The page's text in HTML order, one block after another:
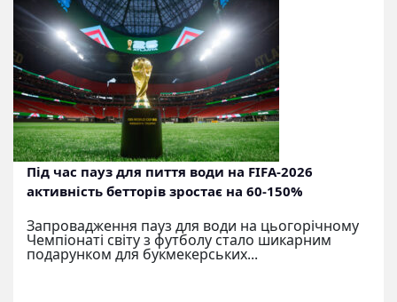
Під час пауз для пиття води на FIFA-2026
активність бетторів зростає на 60-150%
Запровадження пауз для води на цьогорічному
Чемпіонаті світу з футболу стало шикарним
подарунком для букмекерських...